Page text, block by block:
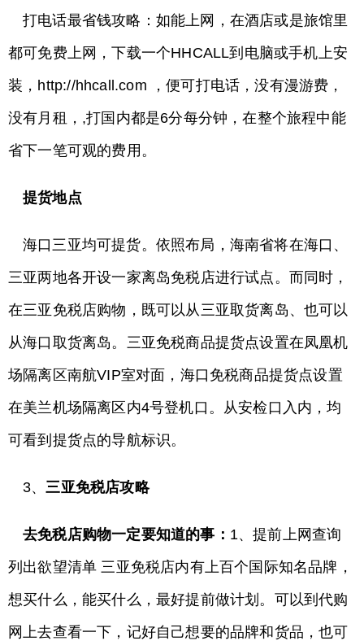
打电话最省钱攻略：如能上网，在酒店或是旅馆里
都可免费上网，下载一个HHCALL到电脑或手机上安
装，http://hhcall.com ，便可打电话，没有漫游费，
没有月租，,打国内都是6分每分钟，在整个旅程中能
省下一笔可观的费用。
提货地点
海口三亚均可提货。依照布局，海南省将在海口、
三亚两地各开设一家离岛免税店进行试点。而同时，
在三亚免税店购物，既可以从三亚取货离岛、也可以
从海口取货离岛。三亚免税商品提货点设置在凤凰机
场隔离区南航VIP室对面，海口免税商品提货点设置
在美兰机场隔离区内4号登机口。从安检口入内，均
可看到提货点的导航标识。
3、三亚免税店攻略
去免税店购物一定要知道的事： 1、提前上网查询
列出欲望清单 三亚免税店内有上百个国际知名品牌，
想买什么，能买什么，最好提前做计划。可以到代购
网上去查看一下，记好自己想要的品牌和货品，也可